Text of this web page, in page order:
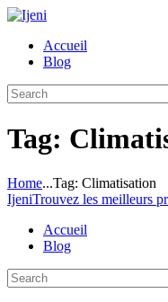
Accueil
Blog
Tag:
Home...Tag: Climatisation
IjeniTrouvez les meilleurs
Accueil
Blog